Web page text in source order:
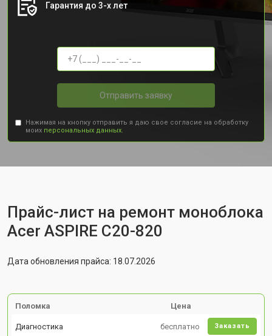
Гарантия до 3-х лет
Отправить заявку
Нажимая на кнопку отправить я даю свое согласие на обработку
моих персональных данных.
Прайс-лист на ремонт моноблока
Acer ASPIRE C20-820
Дата обновления прайса: 18.07.2026
Поломка Цена
Диагностика бесплатно Заказать